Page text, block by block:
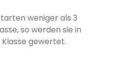
weniger als 3
so werden sie in
gewertet.